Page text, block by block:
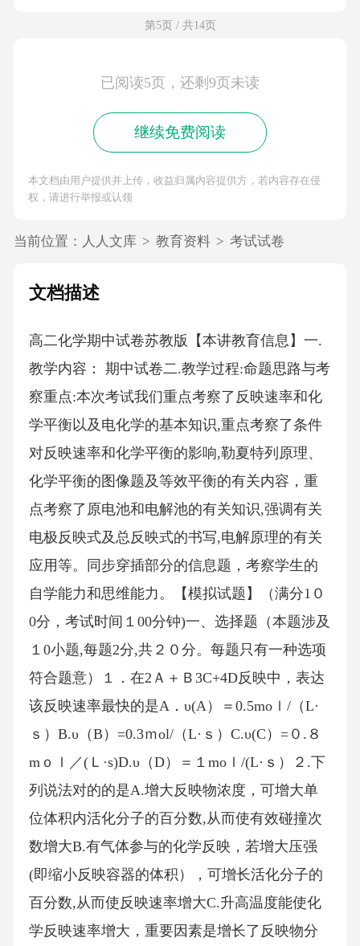
第5页 / 共14页
已阅读5页，还剩9页未读
继续免费阅读
本文档由用户提供并上传，收益归属内容提供方，若内容存在侵
权，请进行举报或认领
当前位置： 人人文库 > 教育资料 > 考试试卷
文档描述
高二化学期中试卷苏教版【本讲教育信息】一.
教学内容： 期中试卷二.教学过程:命题思路与考
察重点:本次考试我们重点考察了反映速率和化
学平衡以及电化学的基本知识,重点考察了条件
对反映速率和化学平衡的影响,勒夏特列原理、
化学平衡的图像题及等效平衡的有关内容，重
点考察了原电池和电解池的有关知识,强调有关
电极反映式及总反映式的书写,电解原理的有关
应用等。同步穿插部分的信息题，考察学生的
自学能力和思维能力。【模拟试题】（满分1０
0分，考试时间１00分钟)一、选择题（本题涉及
１0小题,每题2分,共２０分。每题只有一种选项
符合题意）１．在2Ａ＋Ｂ3C+4D反映中，表达
该反映速率最快的是A．υ(A）＝0.5moｌ/（L·
ｓ）B.υ（B）=0.3ｍol/（L·ｓ）C.υ(C）=０.８
mｏｌ／(Ｌ·s)D.υ（D）＝１moｌ/(L·ｓ）２.下
列说法对的的是A.增大反映物浓度，可增大单
位体积内活化分子的百分数,从而使有效碰撞次
数增大B.有气体参与的化学反映，若增大压强
(即缩小反映容器的体积），可增长活化分子的
百分数,从而使反映速率增大C.升高温度能使化
学反映速率增大，重要因素是增长了反映物分